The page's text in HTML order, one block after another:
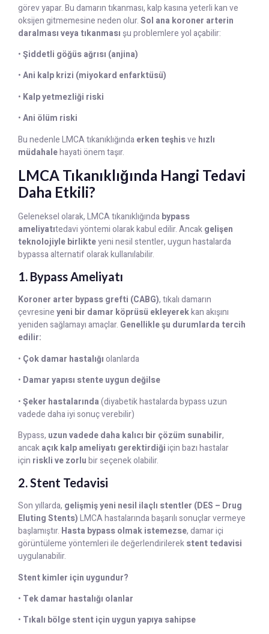
görev yapar. Bu damarın tıkanması, kalp kasına yeterli kan ve
oksijen gitmemesine neden olur.Sol ana koroner arterin
daralması veya tıkanması şu problemlere yol açabilir:
•Şiddetli göğüs ağrısı (anjina)
•Ani kalp krizi (miyokard enfarktüsü)
• Kalp yetmezliği riski
•Ani ölüm riski
Bu nedenle LMCA tıkanıklığındaerken teşhisve hızlı
müdahalehayati önem taşır.
LMCA Tıkanıklığında Hangi Tedavi
Daha Etkili?
Geleneksel olarak, LMCA tıkanıklığındabypass
ameliyatıtedavi yöntemi olarak kabul edilir. Ancakgelişen
teknolojiyle birlikteyeni nesil stentler, uygun hastalarda
bypassa alternatif olarak kullanılabilir.
1. Bypass Ameliyatı
Koroner arter bypass grefti (CABG), tıkalı damarın
çevresineyeni bir damar köprüsü ekleyerekkan akışını
yeniden sağlamayı amaçlar. Genellikle şu durumlarda tercih
edilir:
• Çok damar hastalığıolanlarda
• Damar yapısı stente uygun değilse
•Şeker hastalarında(diyabetik hastalarda bypass uzun
vadede daha iyi sonuç verebilir)
Bypass, uzun vadede daha kalıcı bir çözüm sunabilir,
ancakaçık kalp ameliyatı gerektirdiğiiçin bazı hastalar
için riskli ve zorlubir seçenek olabilir.
2. Stent Tedavisi
Son yıllarda, gelişmiş yeni nesil ilaçlı stentler (DES – Drug
Eluting Stents)LMCA hastalarında başarılı sonuçlar vermeye
başlamıştır. Hasta bypass olmak istemezse, damar içi
görüntüleme yöntemleri ile değerlendirilerekstent tedavisi
uygulanabilir.
Stent kimler için uygundur?
• Tek damar hastalığı olanlar
• Tıkalı bölge stent için uygun yapıya sahipse